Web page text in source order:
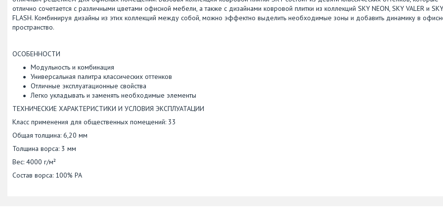
отлично сочетается с различными цветами офисной мебели, а также с дизайнами ковровой плитки из коллекций SKY NEON, SKY VALER и SKY
FLASH. Комбинируя дизайны из этих коллекций между собой, можно эффектно выделить необходимые зоны и добавить динамику в
пространство.
ОСОБЕННОСТИ
Модульность и комбинация
Универсальная палитра классических оттенков
Отличные эксплуатационные свойства
Легко укладывать и заменять необходимые элементы
ТЕХНИЧЕСКИЕ ХАРАКТЕРИСТИКИ И УСЛОВИЯ ЭКСПЛУАТАЦИИ
Класс применения для общественных помещений: 33
Общая толщина: 6,20 мм
Толщина ворса: 3 мм
Вес: 4000 г/м²
Состав ворса: 100% PA